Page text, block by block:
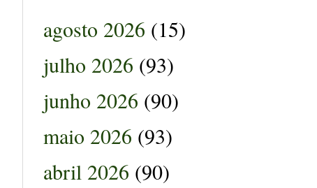
agosto 2026 (15)
julho 2026 (93)
junho 2026 (90)
maio 2026 (93)
abril 2026 (90)